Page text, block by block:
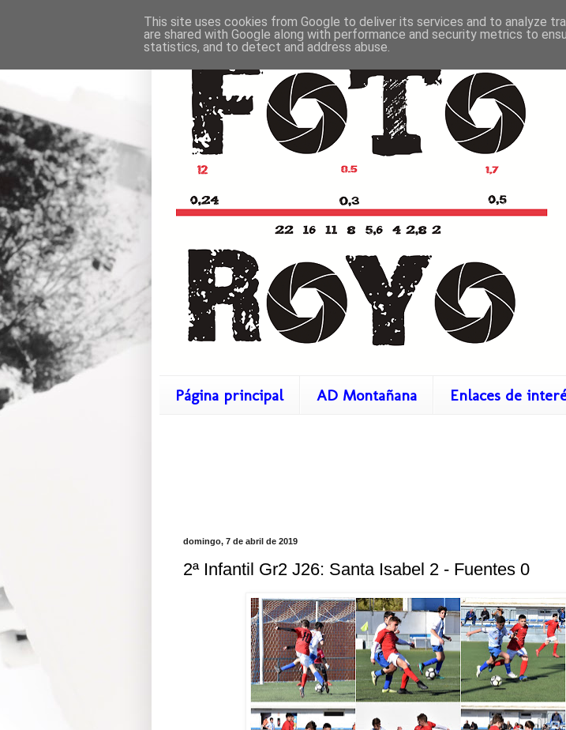
Página principal AD Montañana Enlaces de
domingo, 7 de abril de 2019
2ª Infantil Gr2 J26: Santa Isabel 2 - Fuentes 0
This site uses cookies from Google to deliver its services and to analyze
are shared with Google along with performance and security metrics to
statistics, and to detect and address abuse.